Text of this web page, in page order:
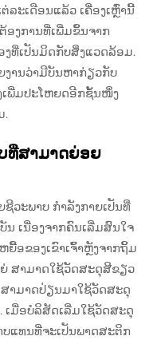
ລະເດືອນແລ້ວ ເຄື່ອງເຫຼົ່ານີ້
ງການທີ່ເພີ່ມຂຶ້ນຈາກ
ທີ່ເປັນມິດກັບສິ່ງແວດລ້ອມ.
ງານວ່າມີບັນຫາກ່ຽວກັບ
ເພີ່ມປະໂຫຍດອີກຊັ້ນໜຶ່ງ
.
ທີ່ສາມາດຍ່ອຍ
ວະພາບ ກຳລັງກາຍເປັນທີ່
ເນື່ອງຈາກຄົນເລີ່ມສົນໃຈ
ອຂອງເຂົາເຈົ້າຫຼັງຈາກຖິ້ມ
ສາມາດໃຊ້ວັດສະດຸສີຂຽວ
ສາມາດປ່ຽນມາໃຊ້ວັດສະດຸ
ເມື່ອບໍລິສັດເລີ່ມໃຊ້ວັດສະດຸ
ແທນທີ່ຈະເປັນພາດສະຕິກ